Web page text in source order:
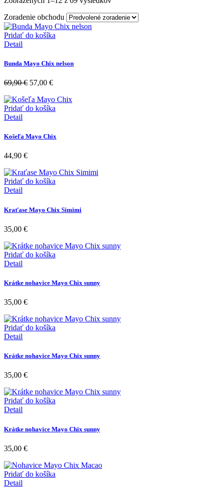
Zoradenie obchodu
Pridať do košíka
Detail
Bunda Mayo Chix nelson
69,90€ 57,00 €
Pridať do košíka
Detail
Košeľa Mayo Chix
44,90 €
Pridať do košíka
Detail
Kraťase Mayo Chix Simimi
35,00 €
Pridať do košíka
Detail
Krátke nohavice Mayo Chix sunny
35,00 €
Pridať do košíka
Detail
Krátke nohavice Mayo Chix sunny
35,00 €
Pridať do košíka
Detail
Krátke nohavice Mayo Chix sunny
35,00 €
Pridať do košíka
Detail